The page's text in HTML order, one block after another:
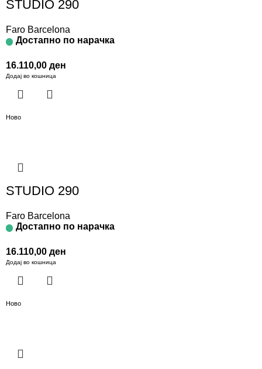
STUDIO 290
Faro Barcelona
Достапно по нарачка
16.110,00 ден
Додај во кошница
Ново
STUDIO 290
Faro Barcelona
Достапно по нарачка
16.110,00 ден
Додај во кошница
Ново